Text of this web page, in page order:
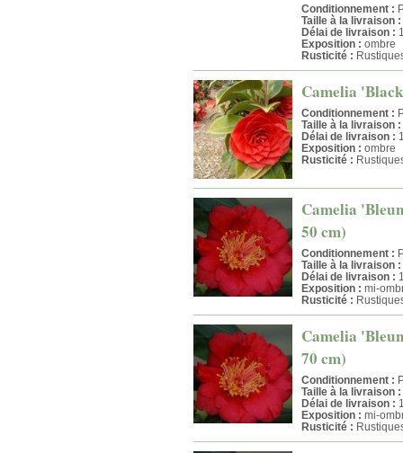
Conditionnement :
Taille à la livraison :
Délai de livraison :
Exposition : ombre
Rusticité :
Camelia
Conditionnement :
Taille à la livraison :
Délai de livraison :
Exposition : ombre
Rusticité :
Camelia
50 cm)
Conditionnement :
Taille à la livraison :
Délai de livraison :
Exposition : mi-
Rusticité :
Camelia
70 cm)
Conditionnement :
Taille à la livraison :
Délai de livraison :
Exposition : mi-
Rusticité :